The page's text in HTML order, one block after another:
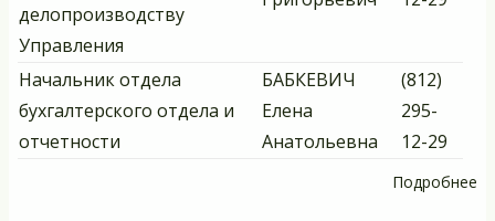
делопроизводству
Управления
Начальник отдела
бухгалтерского отдела и
отчетности
БАБКЕВИЧ
Елена
Анатольевна
(812)
295-
12-29
Подробнее